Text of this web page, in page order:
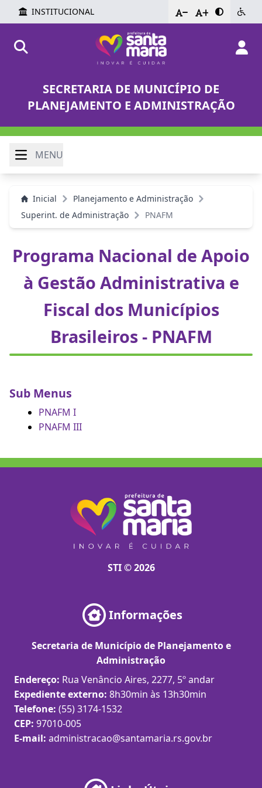
INSTITUCIONAL - +
SECRETARIA DE MUNICÍPIO DE
PLANEJAMENTO E ADMINISTRAÇÃO
MENU
Inicial
Planejamento e Administração
Superint. de Administração
PNAFM
Programa Nacional de Apoio
à Gestão Administrativa e
Fiscal dos Municípios
Brasileiros - PNAFM
Sub Menus
PNAFM I
PNAFM III
STI © 2026
Informações
Secretaria de Município de Planejamento e
Administração
Endereço: Rua Venâncio Aires, 2277, 5º andar
Expediente externo: 8h30min às 13h30min
Telefone: (55) 3174-1532
CEP: 97010-005
E-mail: administracao@santamaria.rs.gov.br